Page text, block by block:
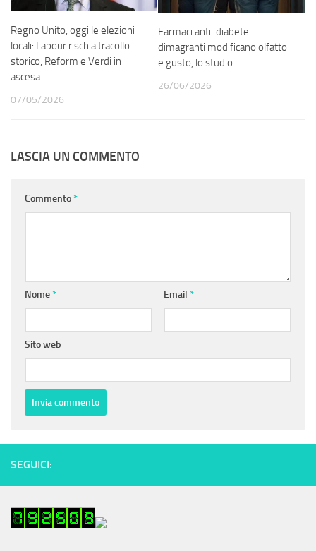
Regno Unito, oggi le elezioni
locali: Labour rischia tracollo
storico, Reform e Verdi in
ascesa
07/05/2026
Farmaci anti-diabete
dimagranti modificano olfatto
e gusto, lo studio
26/06/2026
LASCIA UN COMMENTO
Commento*
Nome* Email *
Sito web
SEGUICI: